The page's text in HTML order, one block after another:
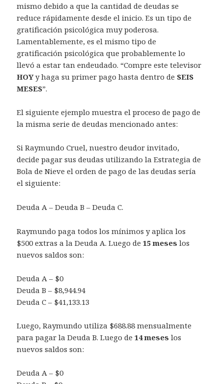
mismo debido a que la cantidad de deudas se
reduce rápidamente desde el inicio. Es un tipo de
gratificación psicológica muy poderosa.
Lamentablemente, es el mismo tipo de
gratificación psicológica que probablemente lo
llevó a estar tan endeudado. “Compre este televisor
HOYy haga su primer pago hasta dentro de SEIS
MESES”.
El siguiente ejemplo muestra el proceso de pago de
la misma serie de deudas mencionado antes:
Si Raymundo Cruel, nuestro deudor invitado,
decide pagar sus deudas utilizando la Estrategia de
Bola de Nieve el orden de pago de las deudas sería
el siguiente:
Deuda A – Deuda B – Deuda C.
Raymundo paga todos los mínimos y aplica los
$500 extras a la Deuda A. Luego de15 meses los
nuevos saldos son:
Deuda A – $0
Deuda B – $8,944.94
Deuda C – $41,133.13
Luego, Raymundo utiliza $688.88 mensualmente
para pagar la Deuda B. Luego de14 meses los
nuevos saldos son:
Deuda A – $0